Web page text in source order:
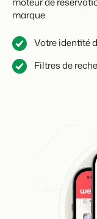
marque.
Votre identité
Filtres de